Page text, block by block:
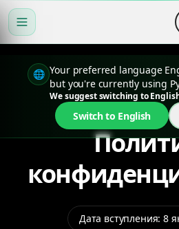
🌐 Your preferred language
but you're currently using
We suggest switching to
Switch to English
Дата вступления:8